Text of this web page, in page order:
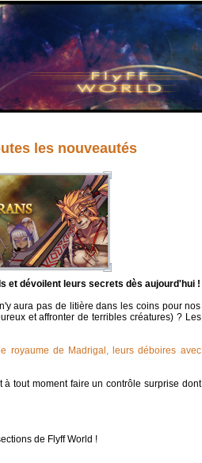
les nouveautés
et dévoilent leurs secrets dès aujourd'hui !
aura pas de litière dans les coins pour nos
et affronter de terribles créatures) ? Les
royaume de Madrigal, leurs déboires avec
tout moment faire un contrôle surprise dont
de Flyff World !